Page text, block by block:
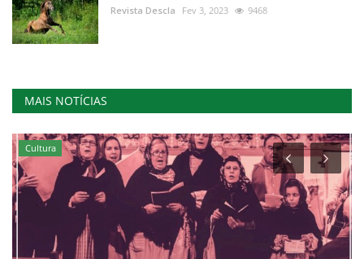
Revista Descla Fev 3, 2023 9468
MAIS NOTÍCIAS
Cultura